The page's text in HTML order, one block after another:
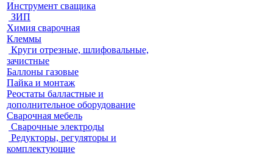
Инструмент сващика
ЗИП
Химия сварочная
Клеммы
Круги отрезные, шлифовальные,
зачистные
Баллоны газовые
Пайка и монтаж
Реостаты балластные и
дополнительное оборудование
Сварочная мебель
Cварочные электроды
Редукторы, регуляторы и
комплектующие